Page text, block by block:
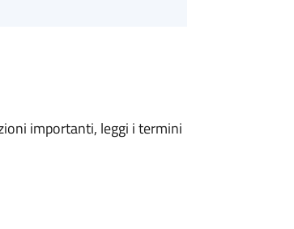
importanti, leggi i termini